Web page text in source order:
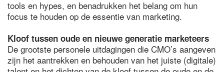
tools en hypes, en benadrukken het belang om hun
focus te houden op de essentie van marketing.
Kloof tussen oude en nieuwe generatie marketeers
De grootste personele uitdagingen die CMO’s aangeven
zijn het aantrekken en behouden van het juiste (digitale)